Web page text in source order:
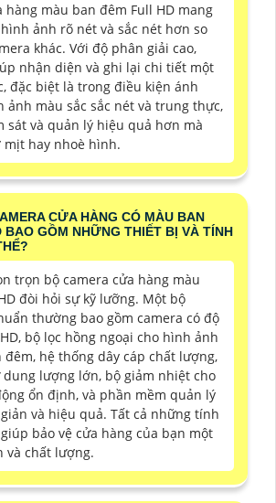
hàng màu ban đêm Full HD mang
ảnh rõ nét và sắc nét hơn so
khác. Với độ phân giải cao,
nhận diện và ghi lại chi tiết một
đặc biệt là trong điều kiện ánh
ảnh màu sắc sắc nét và trung thực,
sát và quản lý hiệu quả hơn mà
mịt hay nhoè hình.
CỬA HÀNG CÓ MÀU BAN
GỒM NHỮNG THIẾT BỊ VÀ TÍNH
trọn bộ camera cửa hàng màu
đòi hỏi sự kỹ lưỡng. Một bộ
thường bao gồm camera có độ
bộ lọc hồng ngoại cho hình ảnh
đêm, hệ thống dây cáp chất lượng,
lượng lớn, bộ giảm nhiệt cho
ổn định, và phần mềm quản lý
và hiệu quả. Tất cả những tính
bảo vệ cửa hàng của bạn một
và chất lượng.